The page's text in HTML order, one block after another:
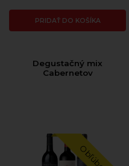
PRIDAŤ DO KOŠÍKA
Degustačný mix
Cabernetov